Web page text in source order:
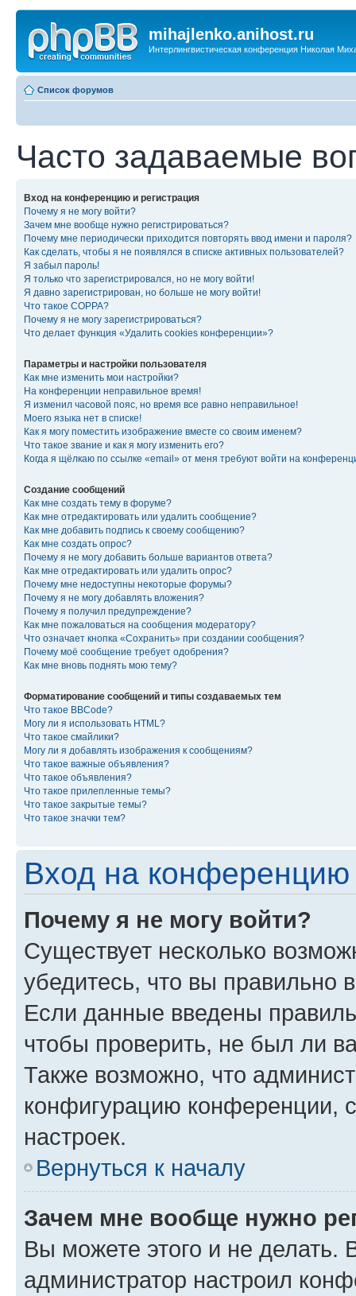
mihajlenko.anihost.ru
Интерлингвистическая конференция Николая
Список форумов
Часто задаваемые
Вход на конференцию и регистрация
Почему я не могу войти?
Зачем мне вообще нужно регистрироваться?
Почему мне периодически приходится повторять ввод имени и пароля?
Как сделать, чтобы я не появлялся в списке активных пользователей?
Я забыл пароль!
Я только что зарегистрировался, но не могу войти!
Я давно зарегистрирован, но больше не могу войти!
Что такое COPPA?
Почему я не могу зарегистрироваться?
Что делает функция «Удалить cookies конференции»?
Параметры и настройки пользователя
Как мне изменить мои настройки?
На конференции неправильное время!
Я изменил часовой пояс, но время все равно неправильное!
Моего языка нет в списке!
Как я могу поместить изображение вместе со своим именем?
Что такое звание и как я могу изменить его?
Когда я щёлкаю по ссылке «email» от меня требуют войти на
Создание сообщений
Как мне создать тему в форуме?
Как мне отредактировать или удалить сообщение?
Как мне добавить подпись к своему сообщению?
Как мне создать опрос?
Почему я не могу добавить больше вариантов ответа?
Как мне отредактировать или удалить опрос?
Почему мне недоступны некоторые форумы?
Почему я не могу добавлять вложения?
Почему я получил предупреждение?
Как мне пожаловаться на сообщения модератору?
Что означает кнопка «Сохранить» при создании сообщения?
Почему моё сообщение требует одобрения?
Как мне вновь поднять мою тему?
Форматирование сообщений и типы создаваемых тем
Что такое BBCode?
Могу ли я использовать HTML?
Что такое смайлики?
Могу ли я добавлять изображения к сообщениям?
Что такое важные объявления?
Что такое объявления?
Что такое прилепленные темы?
Что такое закрытые темы?
Что такое значки тем?
Вход на конференцию
Почему я не могу войти?
Существует несколько
убедитесь, что вы правильно
Если данные введены
чтобы проверить, не был ли
Также возможно, что
конфигурацию конференции,
настроек.
Вернуться к началу
Зачем мне вообще нужно
Вы можете этого и не делать.
администратор настроил